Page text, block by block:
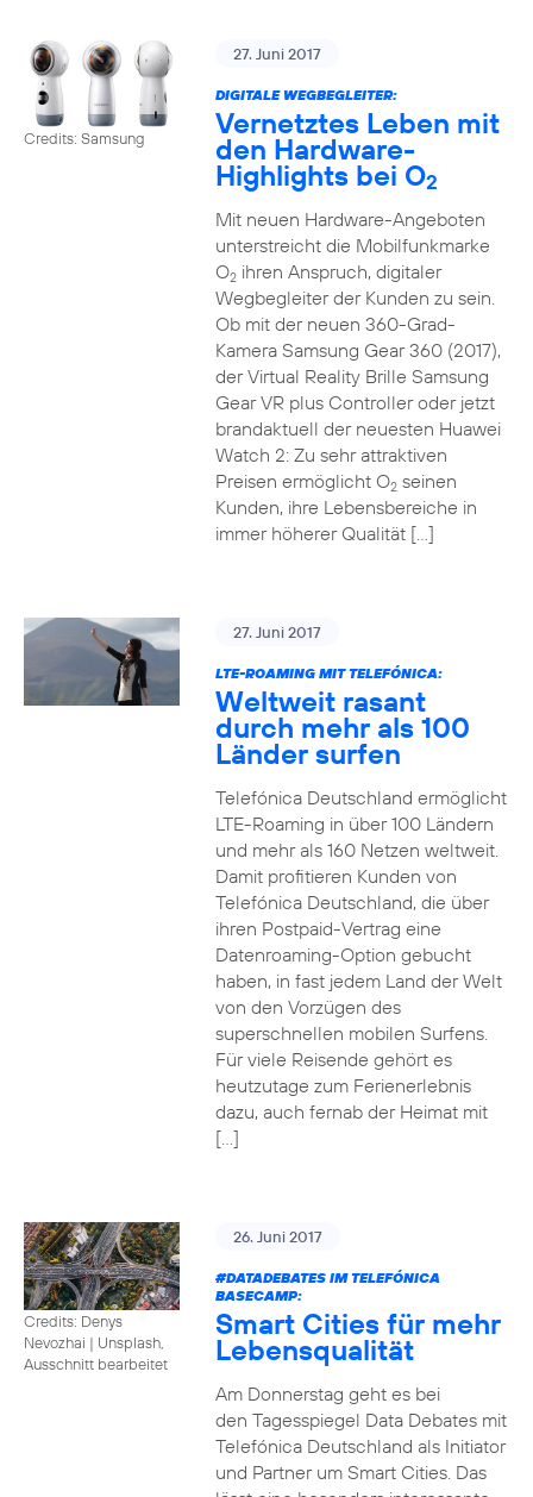
Credits: Samsung
27. Juni 2017
DIGITALE WEGBEGLEITER:
Vernetztes Leben mit
den Hardware-
Highlights bei O2
Mit neuen Hardware-Angeboten
unterstreicht die Mobilfunkmarke
O2ihren Anspruch, digitaler
Wegbegleiter der Kunden zu sein.
Ob mit der neuen 360-Grad-
Kamera Samsung Gear 360 (2017),
der Virtual Reality Brille Samsung
Gear VR plus Controller oder jetzt
brandaktuell der neuesten Huawei
Watch 2: Zu sehr attraktiven
Preisen ermöglicht O2seinen
Kunden, ihre Lebensbereiche in
immer höherer Qualität […]
27. Juni 2017
LTE-ROAMING MIT TELEFÓNICA:
Weltweit rasant
durch mehr als 100
Länder surfen
Telefónica Deutschland ermöglicht
LTE-Roaming in über 100 Ländern
und mehr als 160 Netzen weltweit.
Damit profitieren Kunden von
Telefónica Deutschland, die über
ihren Postpaid-Vertrag eine
Datenroaming-Option gebucht
haben, in fast jedem Land der Welt
von den Vorzügen des
superschnellen mobilen Surfens.
Für viele Reisende gehört es
heutzutage zum Ferienerlebnis
dazu, auch fernab der Heimat mit
[…]
Credits: Denys
Nevozhai | Unsplash,
Ausschnitt bearbeitet
26. Juni 2017
#DATADEBATESIM TELEFÓNICA
BASECAMP:
Smart Cities für mehr
Lebensqualität
Am Donnerstag geht es bei
den Tagesspiegel Data Debates mit
Telefónica Deutschland als Initiator
und Partner um Smart Cities. Das